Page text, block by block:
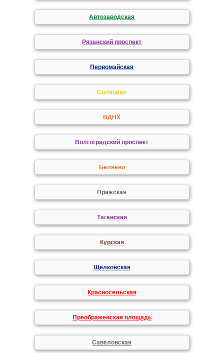
Автозаводская
Рязанский проспект
Первомайская
Солнцево
ВДНХ
Волгоградский проспект
Беляево
Пражская
Таганская
Курская
Щелковская
Красносельская
Преображенская площадь
Савеловская